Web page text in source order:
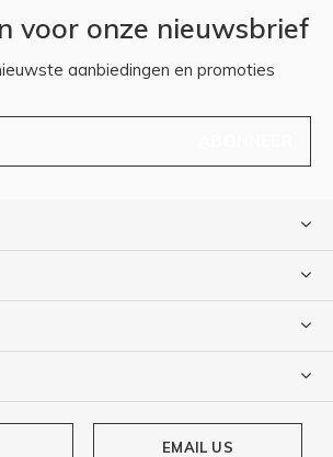
voor onze nieuwsbrief
aanbiedingen en promoties
EMAIL US